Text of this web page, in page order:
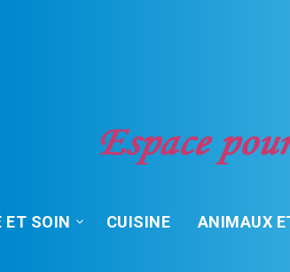
ET SOIN CUISINE ANIMAUX